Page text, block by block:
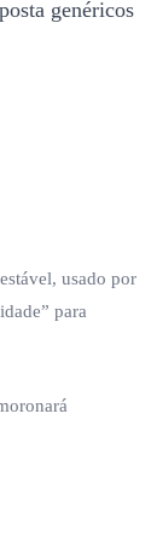
genéricos
usado por
para